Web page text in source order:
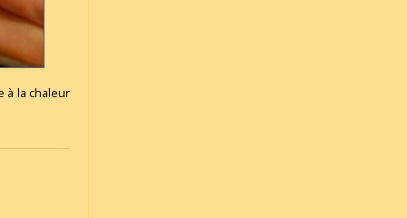
à la chaleur